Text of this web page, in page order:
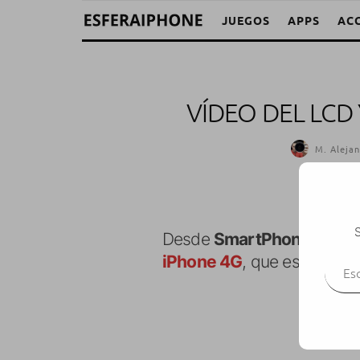
JUEGOS APPS
VÍDEO DEL
M.
Desde SmartPhoneMedic
iPhone 4G, que es el